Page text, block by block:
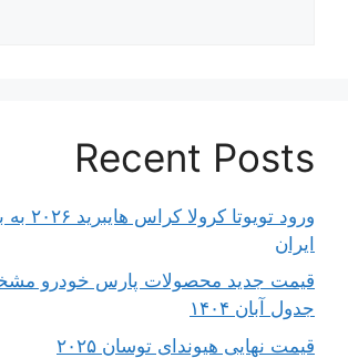
Recent Posts
ورود
ایران
قیمت جدید محصولات پارس خودرو
جدول آبان ۱۴۰۴
قیمت نهایی هیوندای توسان ۲۰۲۵